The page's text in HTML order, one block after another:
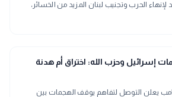
لإنهاء الحرب وتجنيب لبنان المزيد من الخسائر،
إسرائيل وحزب الله: اختراق أم هدنة
يعلن التوصل لتفاهم يوقف الهجمات بين